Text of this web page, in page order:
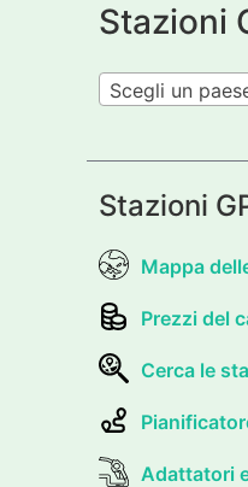
Stazioni
Scegli un
Stazioni
Mappa
Prezzi del
Cerca le
Adattatori